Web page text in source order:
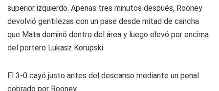
superior izquierdo. Apenas tres minutos después, Rooney
devolvió gentilezas con un pase desde mitad de cancha
que Mata dominó dentro del área y luego elevó por encima
del portero Lukasz Korupski.
El 3-0 cayó justo antes del descanso mediante un penal
cobrado por Rooney.